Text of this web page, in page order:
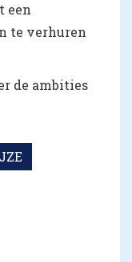
een
te verhuren
de ambities